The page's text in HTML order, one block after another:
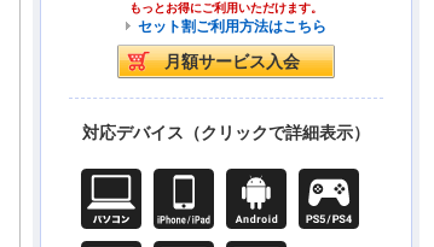
もっとお得にご利用いただけます。
セット割ご利用方法はこちら
対応デバイス（クリックで詳細表示）